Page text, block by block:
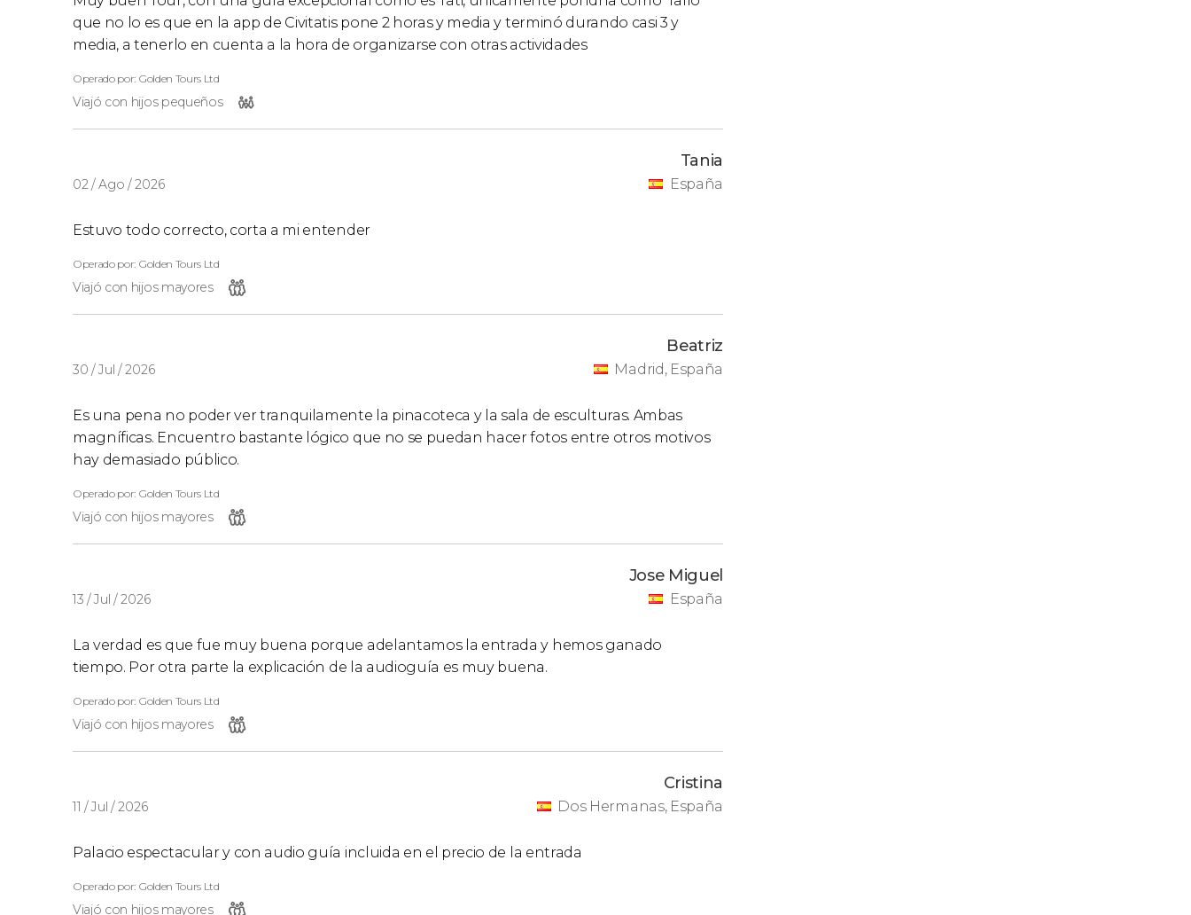
que no lo es que en la app de Civitatis pone 2 horas y media y terminó durando casi 3 y
media, a tenerlo en cuenta a la hora de organizarse con otras actividades
Operado por: Golden Tours Ltd
Viajó con hijos pequeños
02 / Ago / 2026
Tania
España
Estuvo todo correcto, corta a mi entender
Operado por: Golden Tours Ltd
Viajó con hijos mayores
30 / Jul / 2026
Beatriz
Madrid, España
Es una pena no poder ver tranquilamente la pinacoteca y la sala de esculturas. Ambas
magníficas. Encuentro bastante lógico que no se puedan hacer fotos entre otros motivos
hay demasiado público.
Operado por: Golden Tours Ltd
Viajó con hijos mayores
13 / Jul / 2026
Jose Miguel
España
La verdad es que fue muy buena porque adelantamos la entrada y hemos ganado
tiempo. Por otra parte la explicación de la audioguía es muy buena.
Operado por: Golden Tours Ltd
Viajó con hijos mayores
11 / Jul / 2026
Cristina
Dos Hermanas, España
Palacio espectacular y con audio guía incluida en el precio de la entrada
Operado por: Golden Tours Ltd
Viajó con hijos mayores